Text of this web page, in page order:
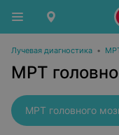
Лучевая диагностика •
МРТ
МРТ головного